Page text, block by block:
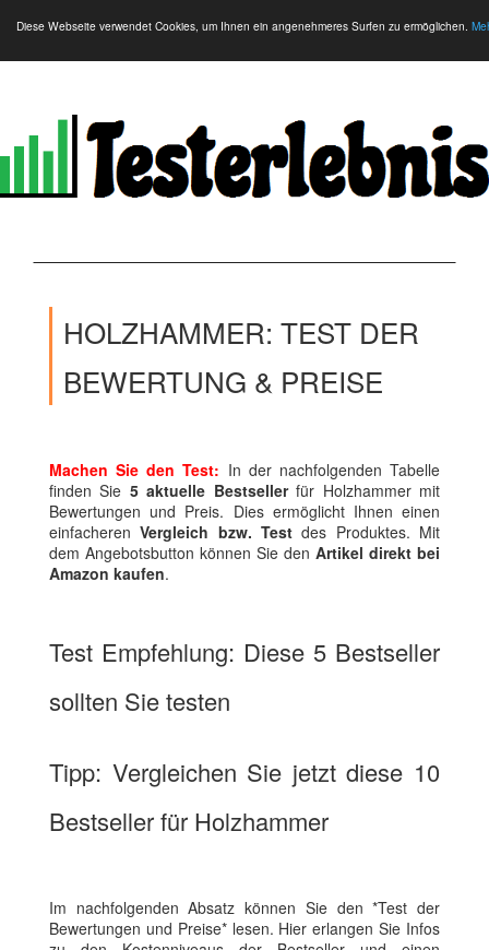
Diese Webseite verwendet Cookies, um Ihnen ein angenehmeres Surfen zu ermöglichen.
HOLZHAMMER: TEST DER
BEWERTUNG & PREISE
Machen Sie den Test: In der nachfolgenden Tabelle
finden Sie 5 aktuelle Bestsellerfür Holzhammer mit
Bewertungen und Preis. Dies ermöglicht Ihnen einen
einfacherenVergleich bzw. Test des Produktes. Mit
dem Angebotsbutton können Sie den Artikel direkt bei
Amazon kaufen.
Test Empfehlung: Diese 5 Bestseller
sollten Sie testen
Tipp: Vergleichen Sie jetzt diese 10
Bestseller für Holzhammer
Im nachfolgenden Absatz können Sie den *Test der
Bewertungen und Preise* lesen. Hier erlangen Sie Infos